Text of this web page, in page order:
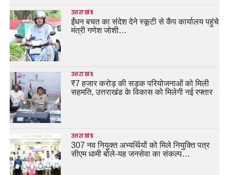
उत्तराखंड
ईंधन बचत का संदेश देने स्कूटी से कैंप कार्यालय पहुंचे
मंत्री गणेश जोशी…
उत्तराखंड
₹7 हजार करोड़ की सड़क परियोजनाओं को मिली
सहमति, उत्तराखंड के विकास को मिलेगी नई रफ्तार
उत्तराखंड
307 नव नियुक्त अभ्यर्थियों को मिले नियुक्ति पत्र
सीएम धामी बोले-यह जनसेवा का संकल्प…